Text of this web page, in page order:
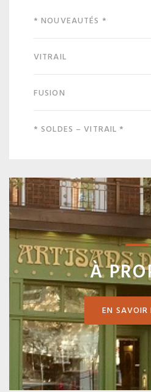
* NOUVEAUTÉS *
VITRAIL
FUSION
* SOLDES – VITRAIL *
À
EN SAVOIR